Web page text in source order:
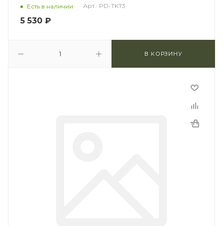
Есть в наличии Арт.: PD-TKT3
5 530 ₽
В КОРЗИНУ